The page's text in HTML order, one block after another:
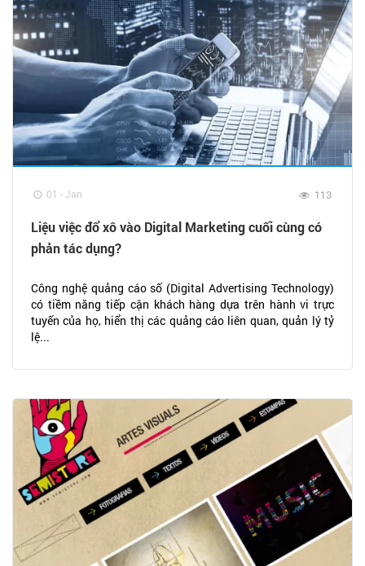
01 - Jan 113
Liệu việc đổ xô vào Digital Marketing cuối cùng có
phản tác dụng?
Công nghệ quảng cáo số (Digital Advertising Technology)
có tiềm năng tiếp cận khách hàng dựa trên hành vi trực
tuyến của họ, hiển thị các quảng cáo liên quan, quản lý tỷ
lệ...